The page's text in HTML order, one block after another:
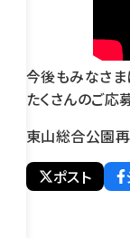
今後もみなさま
たくさんのご応
東山総合公園
ポスト